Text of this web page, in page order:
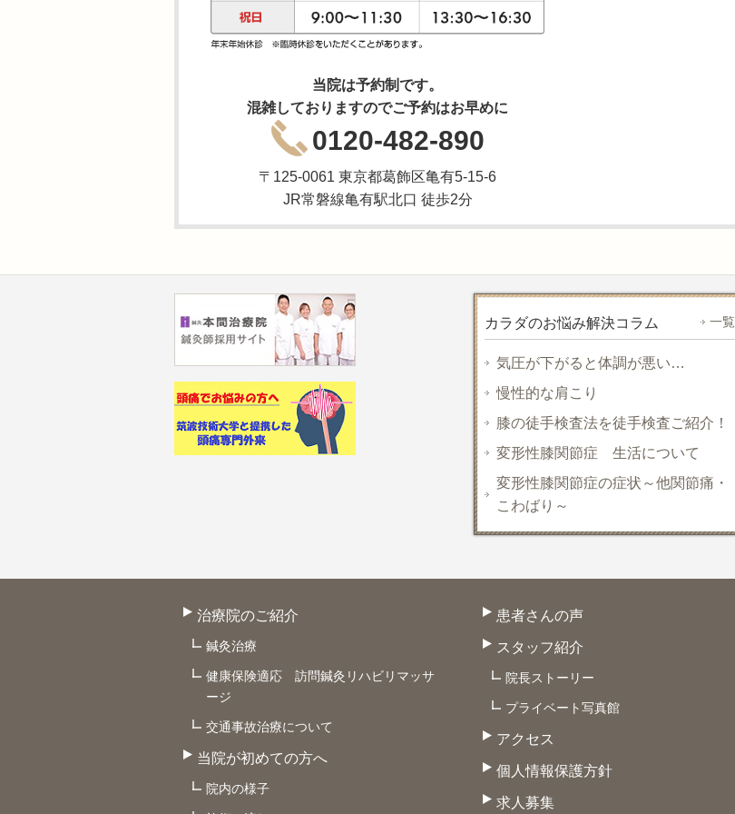
当院は予約制です。
混雑しておりますのでご予約はお早めに
0120-482-890
〒125-0061 東京都葛飾区亀有5-15-6
JR常磐線亀有駅北口 徒歩2分
カラダのお悩み解決コラム 一覧
気圧が下がると体調が悪い…
慢性的な肩こり
膝の徒手検査法を徒手検査ご紹介！
変形性膝関節症 生活について
変形性膝関節症の症状～他関節痛・
こわばり～
治療院のご紹介
鍼灸治療
健康保険適応 訪問鍼灸リハビリマッサ
ージ
交通事故治療について
当院が初めての方へ
院内の様子
患者さんの声
スタッフ紹介
院長ストーリー
プライベート写真館
アクセス
個人情報保護方針
求人募集